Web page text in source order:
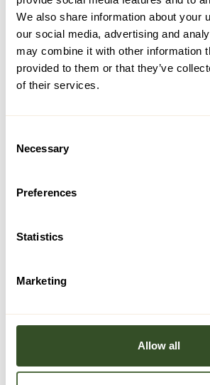
We also share information about your
our social media, advertising and
may combine it with other information
provided to them or that they’ve
of their services.
Selection
Necessary
Preferences
Statistics
Marketing
Allow all
Med en egenvekt på kun 3 kilo
bæreveske med stropp og
fraktes med hvor som helst.
Fordeler med Active Up Easy GO
Enkel å bruke, og ingen behov for
sette seg på en trygg måte
transportere når du er på farten
Standardtilbehør:
3. Vaskbart trekk